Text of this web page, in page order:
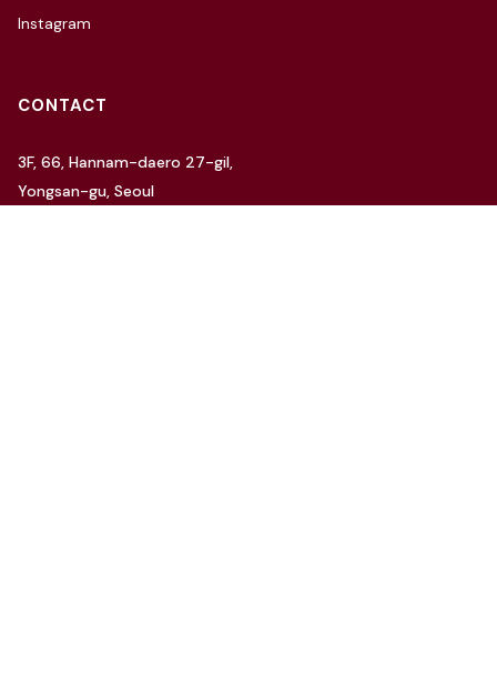
Instagram
CONTACT
3F, 66, Hannam-daero 27-gil,
Yongsan-gu, Seoul